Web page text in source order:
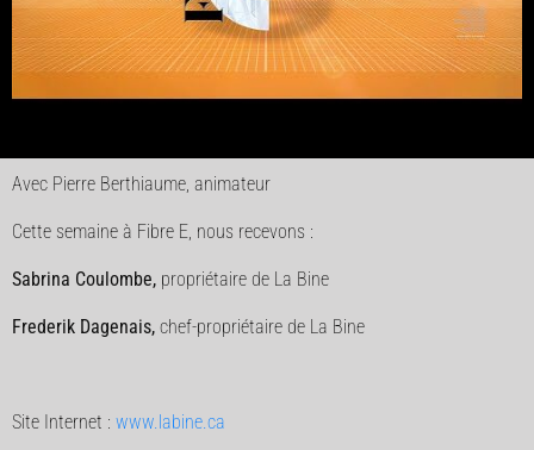
Avec Pierre Berthiaume, animateur
Cette semaine à Fibre E, nous recevons :
Sabrina Coulombe, propriétaire de La Bine
Frederik Dagenais, chef-propriétaire de La Bine
Site Internet : www.labine.ca